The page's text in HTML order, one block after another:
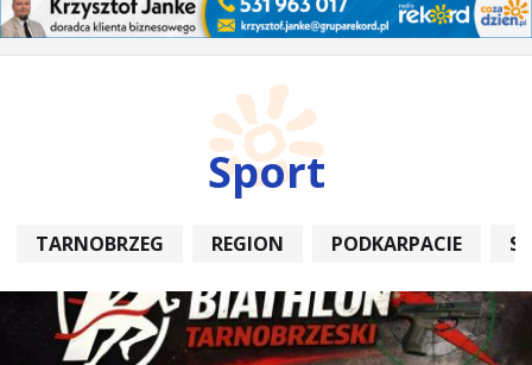
Sport
TARNOBRZEG REGION PODKARPACIE